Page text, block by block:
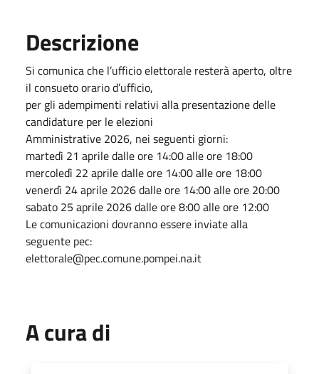
Descrizione
Si comunica che l’ufficio elettorale resterà aperto, oltre
il consueto orario d’ufficio,
per gli adempimenti relativi alla presentazione delle
candidature per le elezioni
Amministrative 2026, nei seguenti giorni:
martedì 21 aprile dalle ore 14:00 alle ore 18:00
mercoledì 22 aprile dalle ore 14:00 alle ore 18:00
venerdì 24 aprile 2026 dalle ore 14:00 alle ore 20:00
sabato 25 aprile 2026 dalle ore 8:00 alle ore 12:00
Le comunicazioni dovranno essere inviate alla
seguente pec:
elettorale@pec.comune.pompei.na.it
A cura di